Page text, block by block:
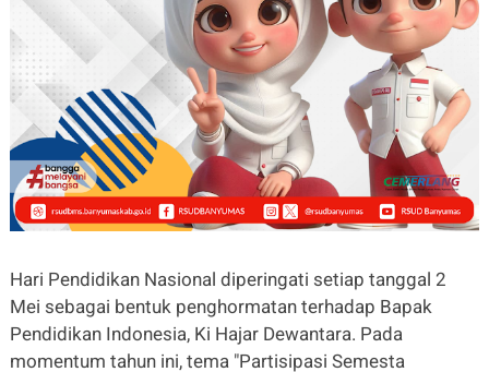
Hari Pendidikan Nasional diperingati setiap tanggal 2
Mei sebagai bentuk penghormatan terhadap Bapak
Pendidikan Indonesia, Ki Hajar Dewantara. Pada
momentum tahun ini, tema "Partisipasi Semesta